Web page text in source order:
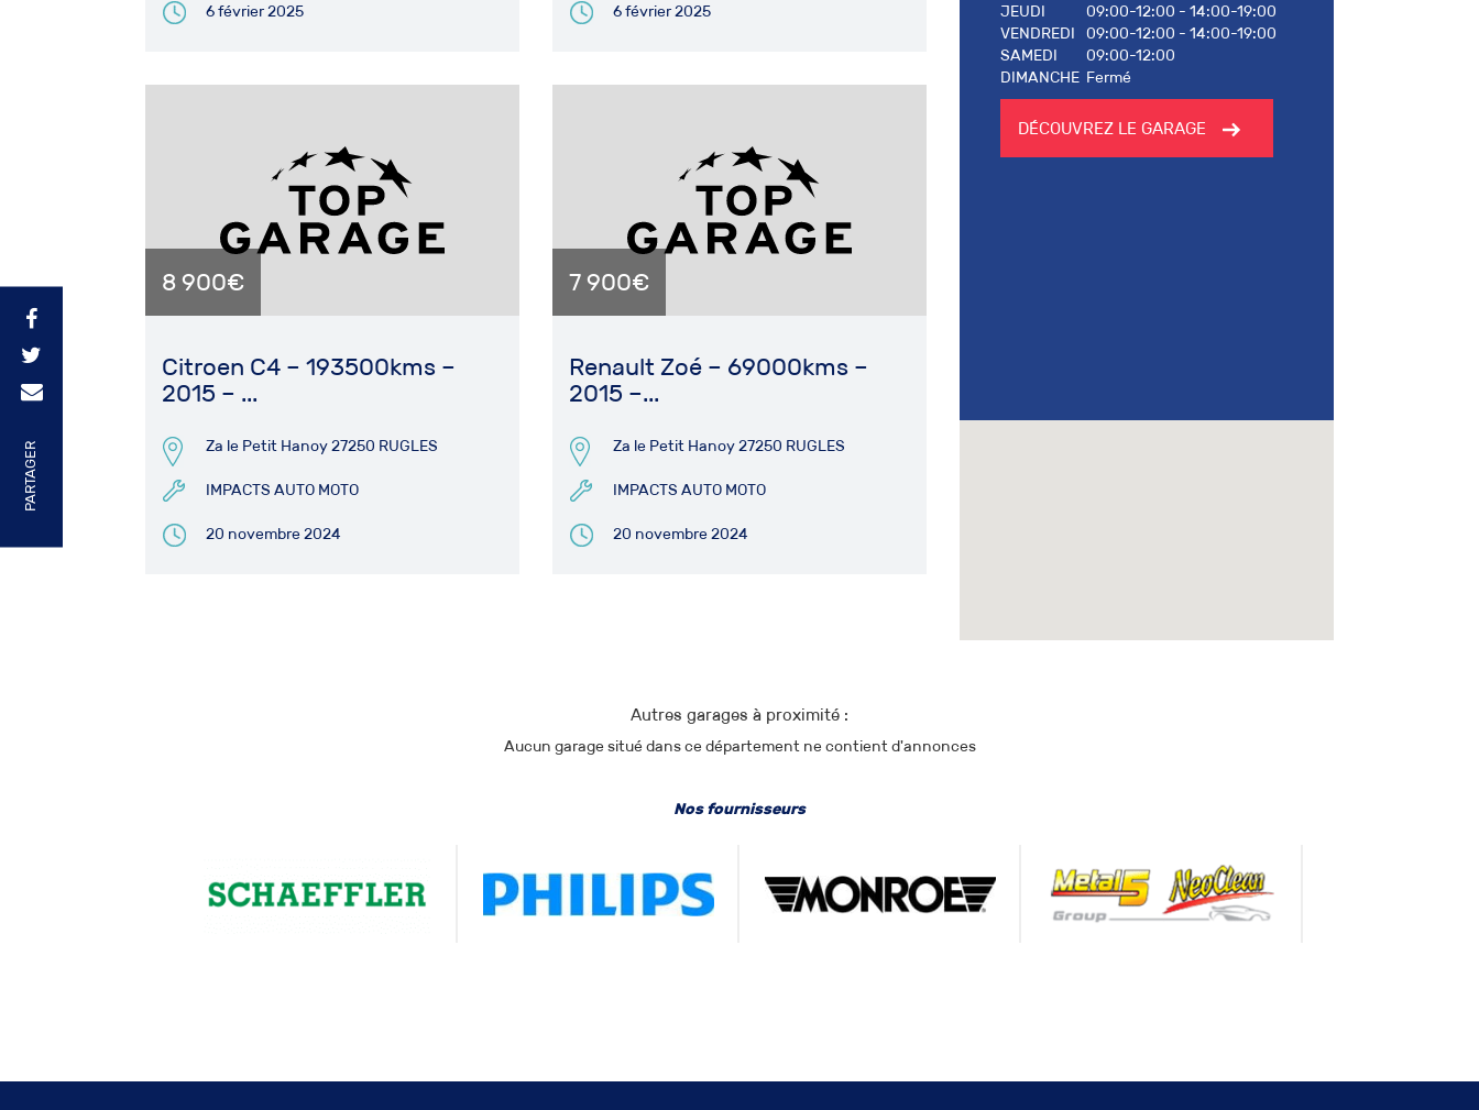
PARTAGER
JEUDI
09:00-12:00 - 14:00-19:00
VENDREDI
09:00-12:00 - 14:00-19:00
SAMEDI
09:00-12:00
DIMANCHE Fermé
DÉCOUVREZ LE GARAGE
6 février 2025 6 février 2025
8 900€
Citroen C4 – 193500kms –
2015 – ...
Za le Petit Hanoy 27250 RUGLES
IMPACTS AUTO MOTO
20 novembre 2024
7 900€
Renault Zoé – 69000kms –
2015 –...
Za le Petit Hanoy 27250 RUGLES
IMPACTS AUTO MOTO
20 novembre 2024
Autres garages à proximité :
Aucun garage situé dans ce département ne contient d'annonces
Nos fournisseurs